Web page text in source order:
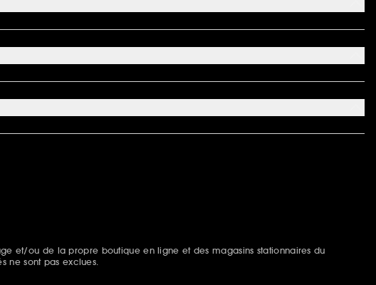
et/ou de la propre boutique en ligne et des magasins stationnaires du
ne sont pas exclues.